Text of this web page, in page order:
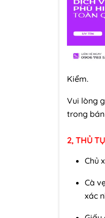
Kiểm.
Vui lòng
trong
2, THỦ
Chủ
Cà
xác